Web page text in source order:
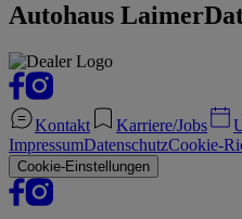
Autohaus Laimer
Kontakt Karriere/Jobs
ImpressumDatenschutzCookie-
Cookie-Einstellungen